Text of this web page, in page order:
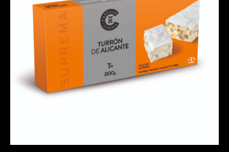
Turrones Tradicionales
TURRÓN DE ALICANTE
8,39€ IVA inc.